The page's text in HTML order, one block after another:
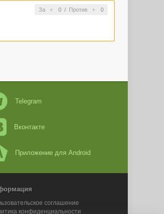
За 0/ Против 0
Telegram
Вконтакте
Приложение для Android
соглашение
конфиденциальности